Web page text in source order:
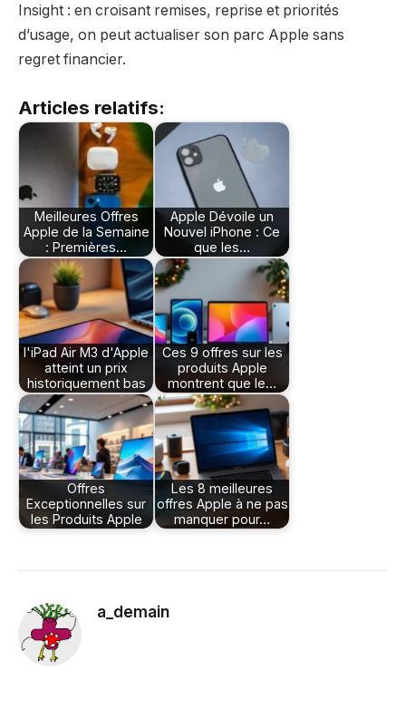
Insight : en croisant remises, reprise et priorités
d’usage, on peut actualiser son parc Apple sans
regret financier.
Articles relatifs:
Meilleures Offres
Apple de la Semaine
: Premières…
Apple Dévoile un
Nouvel iPhone : Ce
que les…
l'iPad Air M3 d'Apple
atteint un prix
historiquement bas
Ces 9 offres sur les
produits Apple
montrent que le…
Offres
Exceptionnelles sur
les Produits Apple
Les 8 meilleures
offres Apple à ne pas
manquer pour…
a_demain